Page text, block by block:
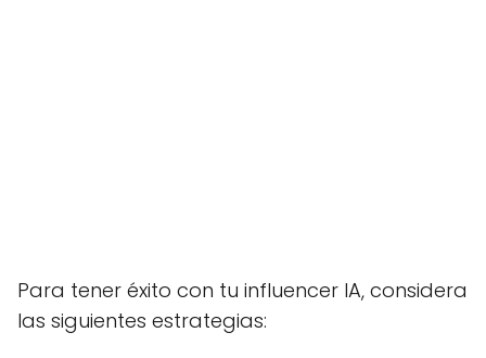
Para tener éxito con tu influencer IA, considera
las siguientes estrategias: